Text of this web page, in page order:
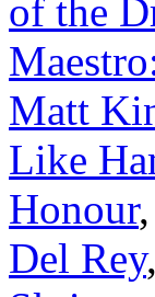
of the
Matt
Like
Honour,
Del Rey,